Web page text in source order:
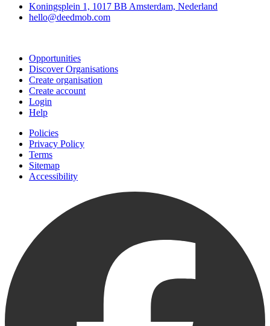
Koningsplein 1, 1017 BB Amsterdam, Nederland
hello@deedmob.com
Opportunities
Discover Organisations
Create organisation
Create account
Login
Help
Policies
Privacy Policy
Terms
Sitemap
Accessibility